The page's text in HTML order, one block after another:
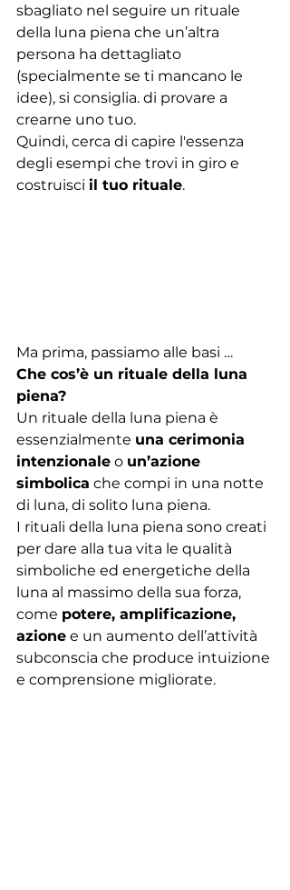
sbagliato nel seguire un rituale
della luna piena che un’altra
persona ha dettagliato
(specialmente se ti mancano le
idee), si consiglia. di provare a
crearne uno tuo.
Quindi, cerca di capire l'essenza
degli esempi che trovi in giro e
costruisci il tuo rituale.
Ma prima, passiamo alle basi …
Che cos’è un rituale della luna
piena?
Un rituale della luna piena è
essenzialmente una cerimonia
intenzionale o un’azione
simbolica che compi in una notte
di luna, di solito luna piena.
I rituali della luna piena sono creati
per dare alla tua vita le qualità
simboliche ed energetiche della
luna al massimo della sua forza,
come potere, amplificazione,
azione e un aumento dell’attività
subconscia che produce intuizione
e comprensione migliorate.